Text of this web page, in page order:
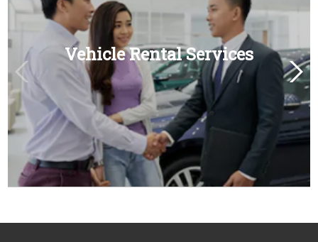
Vehicle Rental Services